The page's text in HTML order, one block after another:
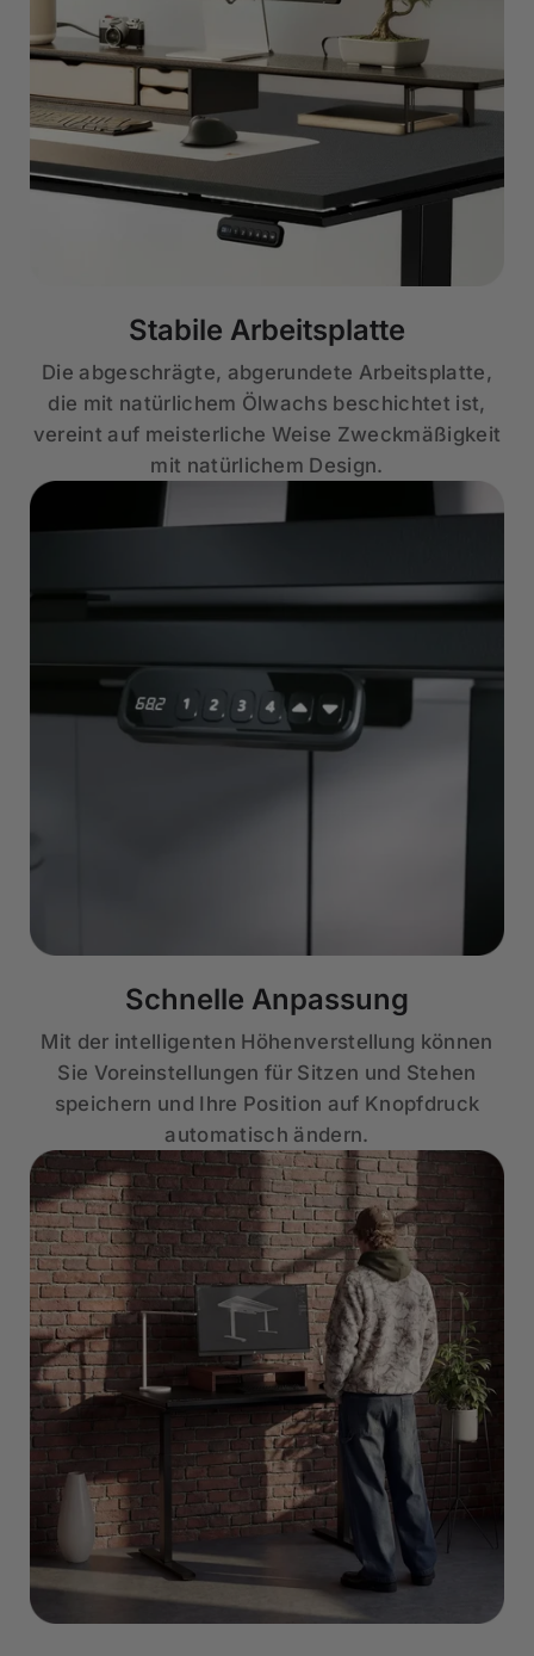
Stabile Arbeitsplatte
Die abgeschrägte, abgerundete Arbeitsplatte,
die mit natürlichem Ölwachs beschichtet ist,
vereint auf meisterliche Weise Zweckmäßigkeit
mit natürlichem Design.
Schnelle Anpassung
Mit der intelligenten Höhenverstellung können
Sie Voreinstellungen für Sitzen und Stehen
speichern und Ihre Position auf Knopfdruck
automatisch ändern.